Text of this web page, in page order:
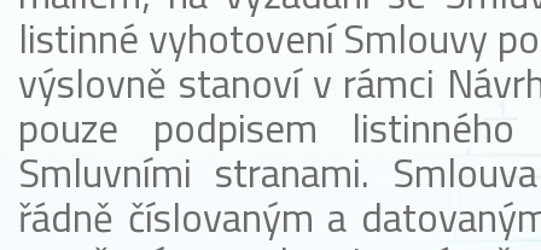
listinné vyhotovení Smlouvy
výslovně stanoví v rámci
pouze podpisem
Smluvními stranami.
řádně číslovaným a